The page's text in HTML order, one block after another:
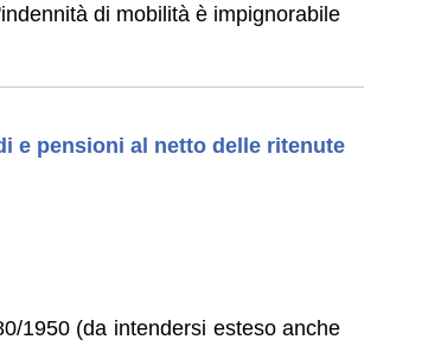
di mobilità è impignorabile
e pensioni al netto delle ritenute
1950 (da intendersi esteso anche